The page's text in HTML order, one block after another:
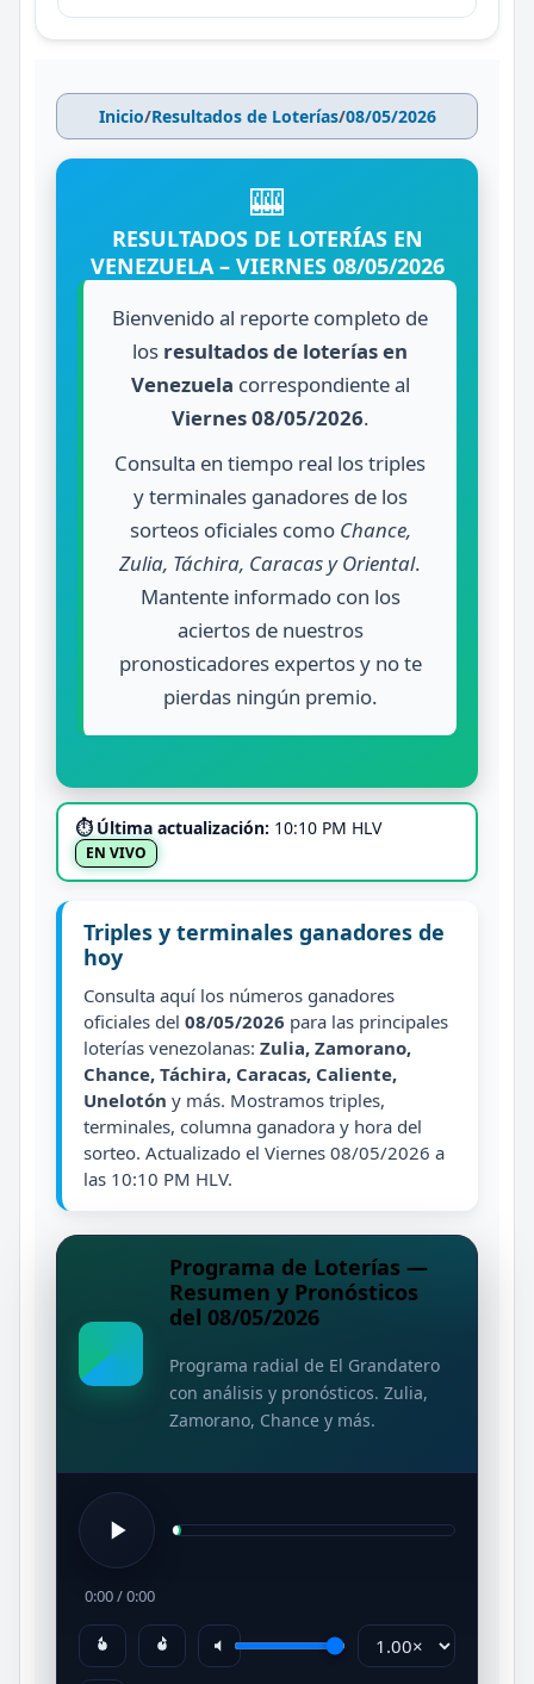
Inicio/Resultados de Loterías/08/05/2026
🎰
RESULTADOS DE LOTERÍAS EN
VENEZUELA – VIERNES 08/05/2026
Bienvenido al reporte completo de
los resultados de loterías en
Venezuela correspondiente al
Viernes 08/05/2026.
Consulta en tiempo real los triples
y terminales ganadores de los
sorteos oficiales como Chance,
Zulia, Táchira, Caracas y Oriental.
Mantente informado con los
aciertos de nuestros
pronosticadores expertos y no te
pierdas ningún premio.
⏱ Última actualización: 10:10 PM HLV
EN VIVO
Triples y terminales ganadores de
hoy
Consulta aquí los números ganadores
oficiales del 08/05/2026 para las principales
loterías venezolanas: Zulia, Zamorano,
Chance, Táchira, Caracas, Caliente,
Unelotón y más. Mostramos triples,
terminales, columna ganadora y hora del
sorteo. Actualizado el Viernes 08/05/2026 a
las 10:10 PM HLV.
Programa de Loterías —
Resumen y Pronósticos
del 08/05/2026
Programa radial de El Grandatero
con análisis y pronósticos. Zulia,
Zamorano, Chance y más.
0:00/0:00